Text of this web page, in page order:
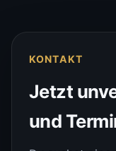
KONTAKT
Jetzt
und